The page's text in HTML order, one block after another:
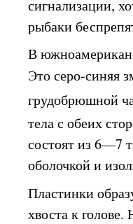
сигнализации,
рыбаки
В
Это серо-синяя
грудобрюшной
тела с обеих
состоят из 6—7
оболочкой и
Пластинки
хвоста к